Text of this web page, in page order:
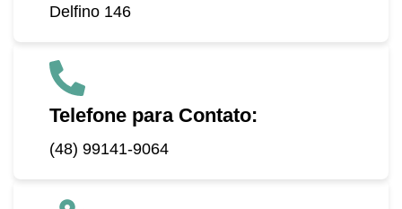
Delfino 146
Telefone para Contato:
(48) 99141-9064